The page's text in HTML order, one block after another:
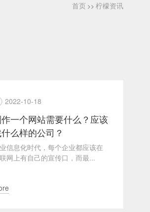
首页 >>柠檬资讯
2022-10-18
一个网站需要什么？应该
么样的公司？
信息化时代，每个企业都应该在
网上有自己的宣传口，而最...